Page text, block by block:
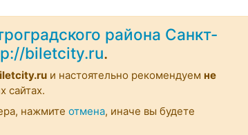
района Санкт-
biletcity.ru.
и настоятельно рекомендуем не
сайтах.
нажмите отмена, иначе вы будете